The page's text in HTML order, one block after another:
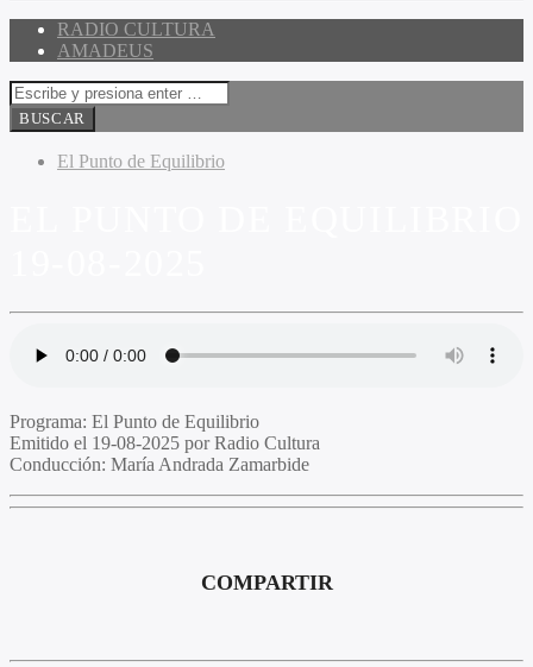
RADIO CULTURA
AMADEUS
El Punto de Equilibrio
Programa: El Punto de Equilibrio
Emitido el 19-08-2025 por Radio Cultura
Conducción: María Andrada Zamarbide
COMPARTIR